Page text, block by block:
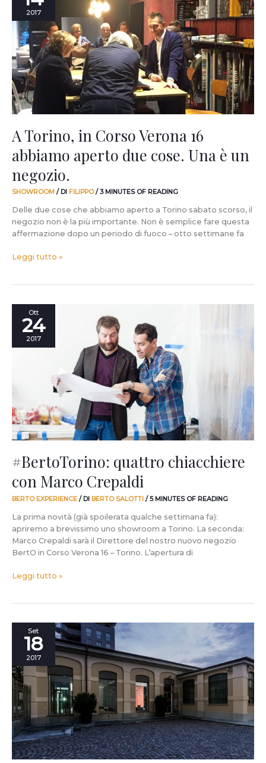
2017
A Torino, in Corso Verona 16
abbiamo aperto due cose. Una è un
negozio.
SHOWROOM / DI FILIPPO/3 MINUTES OF READING
Delle due cose che abbiamo aperto a Torino sabato scorso, il
negozio non è la più importante. Non è semplice fare questa
affermazione dopo un periodo di fuoco – otto settimane fa
Verona
16
abbiamo
aperto
due
cose.
Una
è
negozio.
Leggi tutto »
Ott
24
2017
#BertoTorino: quattro chiacchiere
con Marco Crepaldi
BERTO EXPERIENCE / DI BERTO SALOTTI /5 MINUTES OF READING
La prima novità (già spoilerata qualche settimana fa):
apriremo a brevissimo uno showroom a Torino. La seconda:
Marco Crepaldi sarà il Direttore del nostro nuovo negozio
BertO in Corso Verona 16 – Torino. L’apertura di
#BertoTorino:
quattro
chiacchiere
Leggi tutto »
Set
18
2017
Aspettando
#BertoTorino.
Suona
vero?